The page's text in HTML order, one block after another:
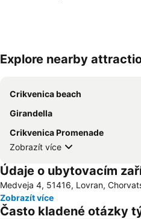
Explore nearby
Crikvenica beach
Girandella
Crikvenica Promenade
Zobrazít více
Údaje o ubytovacím
Medveja 4, 51416, Lovran,
Zobrazít více
Často kladené otázky